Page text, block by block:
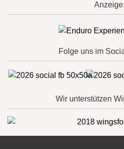
Anzeige:
Folge uns im
Wir unterstützen